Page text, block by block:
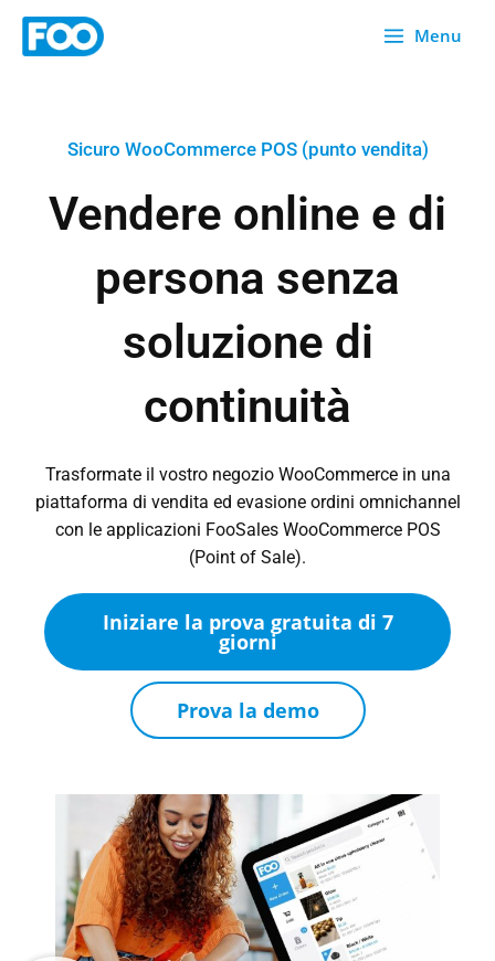
Menu
Sicuro WooCommerce POS (punto vendita)
Vendere online e di
persona senza
soluzione di
continuità
Trasformate il vostro negozio WooCommerce in una
piattaforma di vendita ed evasione ordini omnichannel
con le applicazioni FooSales WooCommerce POS
(Point of Sale).
Iniziare la prova gratuita di 7
giorni
Prova la demo